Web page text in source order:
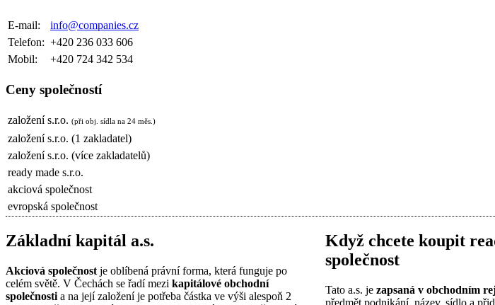
E-mail:
info@companies.cz
Telefon: +420 236 033 606
Mobil:
+420 724 342 534
Ceny společností
založení s.r.o. (při obj. sídla na 24 měs.)
založení s.r.o. (1 zakladatel)
založení s.r.o. (více zakladatelů)
ready made s.r.o.
akciová společnost
evropská společnost
Základní kapitál a.s.
Akciová společnost je oblíbená právní forma, která funguje po
celém světě. V Čechách se řadí mezi kapitálové obchodní
společnosti a na její založení je potřeba částka ve výši alespoň 2
Když chcete koupit
společnost
Tato a.s. je zapsaná v obchodním
předmět podnikání, název, sídlo a